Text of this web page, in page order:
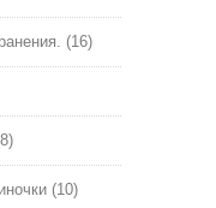
(16)
(10)